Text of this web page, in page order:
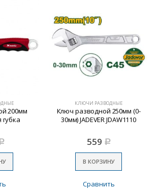
200мм
КЛЮЧИ РАЗВОДНЫЕ
Ключ разводной 250мм (0-
30мм) JADEVER JDAW1110
559 Р
В КОРЗИНУ
Сравнить